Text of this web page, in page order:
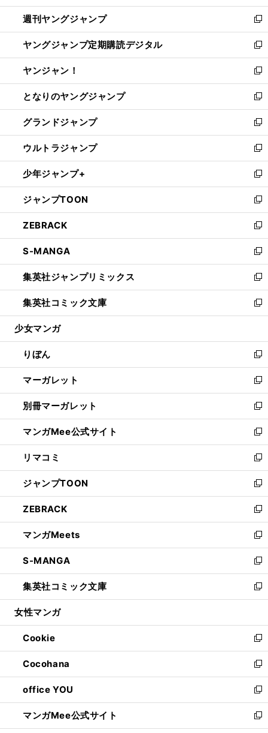
開
く
ウ
で
開
く
ン
ド
ウ
で
開
く
ウ
ィ
ン
ド
ウ
で
開
く
週刊ヤングジャンプ
新
し
い
ウ
ィ
ン
ド
ウ
で
開
く
ヤングジャンプ定期購読デジタル
新
し
い
ウ
ィ
ン
ド
ウ
で
開
く
ヤンジャン！
新
し
い
ウ
ィ
ン
ド
ウ
で
開
く
となりのヤングジャンプ
新
し
い
ウ
ィ
ン
ド
ウ
で
開
く
グランドジャンプ
新
し
い
ウ
ィ
ン
ド
ウ
で
開
く
ウルトラジャンプ
新
し
い
ウ
ィ
ン
ド
ウ
で
開
く
少年ジャンプ+
新
し
い
ウ
ィ
ン
ド
ウ
で
開
く
ジャンプTOON
新
し
い
ウ
ィ
ン
ド
ウ
で
開
ZEBRACK
新
し
い
ウ
ィ
ン
ド
ウ
開
く
S-MANGA
新
し
い
ウ
ィ
ン
ウ
で
開
く
集英社ジャンプリミックス
新
し
い
ウ
ン
ド
ウ
で
開
く
集英社コミック文庫
新
し
ウ
ィ
ン
ド
ウ
で
開
く
少女マンガ
りぼん
新
し
い
ウ
ィ
ン
ド
ウ
で
開
く
マーガレット
新
し
い
ウ
ィ
ン
ド
ウ
で
開
く
別冊マーガレット
新
し
い
ウ
ィ
ン
ド
ウ
で
開
く
マンガMee公式サイト
新
し
い
ウ
ィ
ン
ド
ウ
で
開
く
リマコミ
新
し
い
ウ
ィ
ン
ド
ウ
で
開
く
ジャンプTOON
新
し
い
ウ
ィ
ン
ド
ウ
で
開
ZEBRACK
新
し
い
ウ
ィ
ン
ド
ウ
開
く
マンガMeets
新
し
い
ウ
ィ
ン
ウ
で
開
く
S-MANGA
新
し
い
ウ
ン
ド
ウ
で
開
く
集英社コミック文庫
新
し
ウ
ィ
ン
ド
ウ
で
開
く
女性マンガ
Cookie
新
し
い
ウ
ィ
ン
ド
ウ
Cocohana
新
し
い
ウ
ィ
ン
office YOU
新
し
い
ウ
マンガMee公式サイト
新
し